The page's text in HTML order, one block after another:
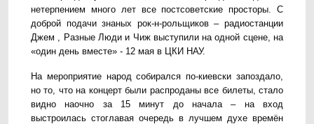
нетерпением много лет все постсоветские просторы. С
доброй подачи знаных рок-н-рольщиков – радиостанции
Джем , Разные Люди и Чиж выступили на одной сцене, на
«один день вместе» - 12 мая в ЦКИ НАУ.
На мероприятие народ собирался по-киевски запоздало,
но то, что на концерт были распроданы все билеты, стало
видно наочно за 15 минут до начала – на вход
выстроилась стоглавая очередь в лучшем духе времён